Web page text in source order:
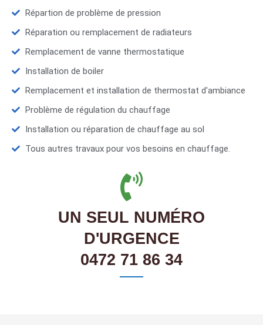
Répartion de problème de pression
Réparation ou remplacement de radiateurs
Remplacement de vanne thermostatique
Installation de boiler
Remplacement et installation de thermostat d'ambiance
Problème de régulation du chauffage
Installation ou réparation de chauffage au sol
Tous autres travaux pour vos besoins en chauffage.
UN SEUL NUMÉRO
D'URGENCE
0472 71 86 34